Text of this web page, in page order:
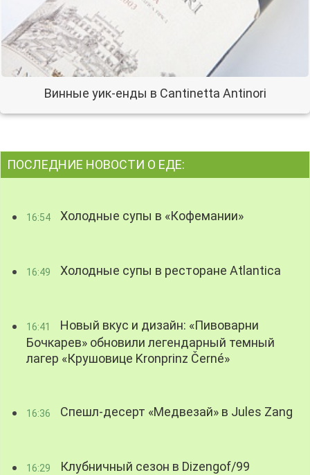
Винные уик-енды в Cantinetta Antinori
ПОСЛЕДНИЕ НОВОСТИ О ЕДЕ:
16:54 Холодные супы в «Кофемании»
16:49 Холодные супы в ресторане Atlantica
16:41
Новый вкус и дизайн: «Пивоварни
Бочкарев» обновили легендарный темный
лагер «Крушовице Kronprinz Černé»
16:36 Спешл-десерт «Медвезай» в Jules Zang
16:29 Клубничный сезон в Dizengof/99